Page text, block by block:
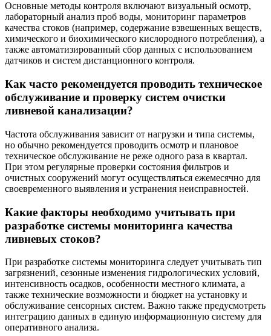
Основные методы контроля включают визуальный осмотр,
лабораторный анализ проб воды, мониторинг параметров
качества стоков (например, содержание взвешенных веществ,
химического и биохимического кислородного потребления), а
также автоматизированный сбор данных с использованием
датчиков и систем дистанционного контроля.
Как часто рекомендуется проводить техническое
обслуживание и проверку систем очистки
ливневой канализации?
Частота обслуживания зависит от нагрузки и типа системы,
но обычно рекомендуется проводить осмотр и плановое
техническое обслуживание не реже одного раза в квартал.
При этом регулярные проверки состояния фильтров и
очистных сооружений могут осуществляться ежемесячно для
своевременного выявления и устранения неисправностей.
Какие факторы необходимо учитывать при
разработке системы мониторинга качества
ливневых стоков?
При разработке системы мониторинга следует учитывать тип
загрязнений, сезонные изменения гидрологических условий,
интенсивность осадков, особенности местного климата, а
также технические возможности и бюджет на установку и
обслуживание сенсорных систем. Важно также предусмотреть
интеграцию данных в единую информационную систему для
оперативного анализа.